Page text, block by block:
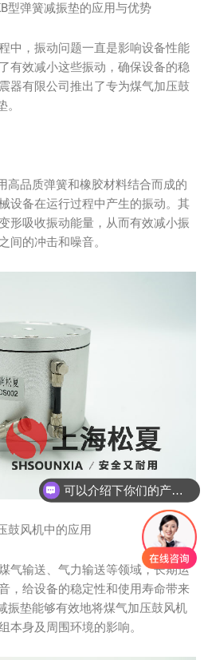
型弹簧减振垫的应用与优势
中，振动问题一直是影响设备性能
有效减小这些振动，确保设备的稳
器有限公司推出了专为煤气加压鼓
高品质弹簧和橡胶材料结合而成的
设备在运行过程中产生的振动。其
形吸收振动能量，从而有效减小振
间的冲击和噪音。
鼓风机中的应用
气输送、气力输送等领域，长期运
，给设备的稳定性和使用寿命带来
振垫能够有效地将煤气加压鼓风机
本身及周围环境的影响。
可以介绍下你们的产品么？